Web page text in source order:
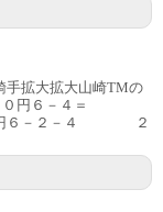
手拡大拡大山崎TMの
６－４＝
６－２－４ ２